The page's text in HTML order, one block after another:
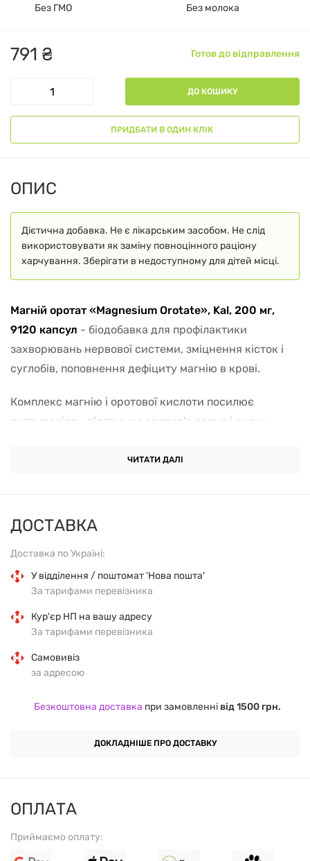
791 ₴ Готов до відправлення
ДО КОШИКУ
ПРИДБАТИ В ОДИН КЛІК
Без ГМО Без молока
ДОСТАВКА
Доставка по Україні:
У відділення / поштомат 'Нова пошта'
За тарифами перевізника
Кур'єр НП на вашу адресу
За тарифами перевізника
Самовивіз
за адресою
Безкоштовна доставка при замовленні від 1500 грн.
ДОКЛАДНІШЕ ПРО ДОСТАВКУ
ОПЛАТА
Приймаємо оплату:
ОПИС
Дієтична добавка. Не є лікарським засобом. Не слід
використовувати як заміну повноцінного раціону
харчування. Зберігати в недоступному для дітей місці.
Магній оротат «Magnesium Orotate», Kal, 200 мг,
9120 капсул - біодобавка для профілактики
захворювань нервової системи, зміцнення кісток і
суглобів, поповнення дефіциту магнію в крові.
Комплекс магнію і оротової кислоти посилює
витривалість, підтримує здоров'я серця і судин
якості сну, знімає симптоми стресу, тривоги.
продукує більш високі рівні магнію в клітинах.
Не викликає проносного ефекту. Засвоюється через
30 хвилин після прийому.
Приймати по 4 капсули на день під час їди або
запиваючи склянкою води. Застосовувати тільки
згідно з інструкцією.
СКЛАД
4 капсули.
ЧИТАТИ ДАЛІ